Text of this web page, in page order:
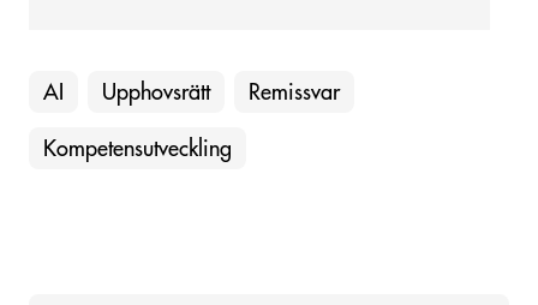
AI Upphovsrätt Remissvar
Kompetensutveckling